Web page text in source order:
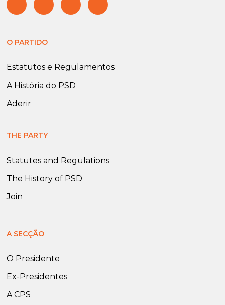
O PARTIDO
Estatutos e Regulamentos
A História do PSD
Aderir
THE PARTY
Statutes and Regulations
The History of PSD
Join
A SECÇÃO
O Presidente
Ex-Presidentes
A CPS